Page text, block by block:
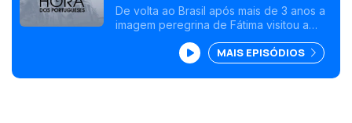
esteve em São Paulo
De volta ao Brasil após mais de 3 anos a
imagem peregrina de Fátima visitou a
da cidade de São Paulo.MAIS EPISÓDIOS